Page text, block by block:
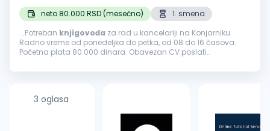
neto 80.000 RSD (mesečno)
1. smena
...Potreban knjigovođa za rad u kancelariji na Konjarniku.
Radno vreme od ponedeljka do petka, od 08 do 16 časova.
Početna plata 80.000 dinara. Obavezan CV poslati
3 oglasa